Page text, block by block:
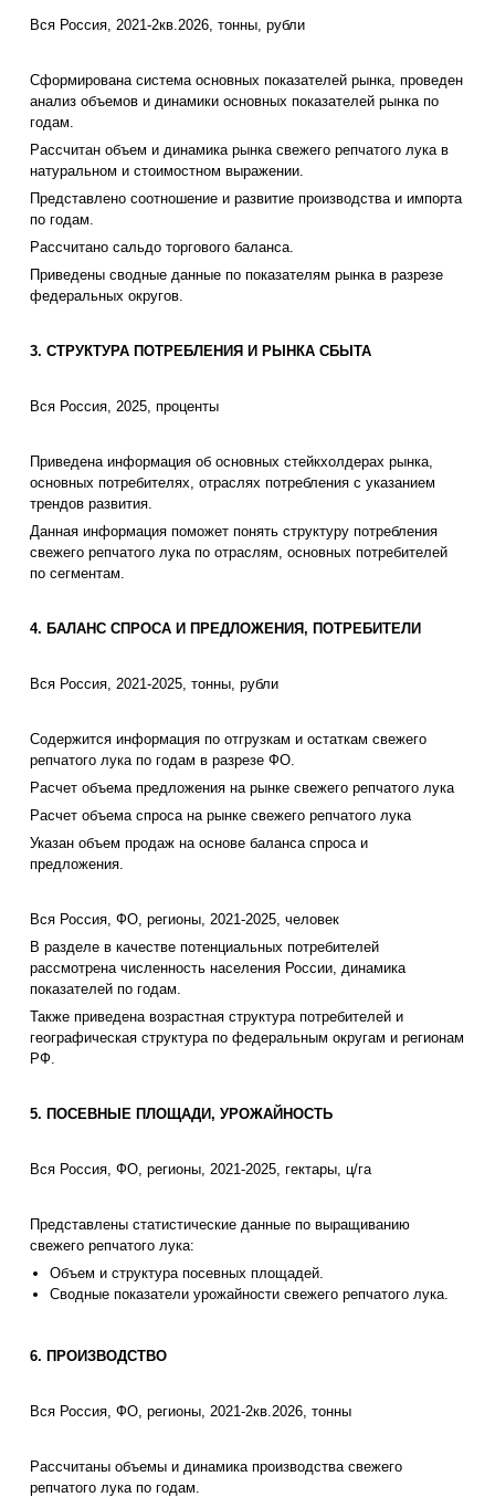
Вся Россия, 2021-2кв.2026, тонны, рубли
Сформирована система основных показателей рынка, проведен
анализ объемов и динамики основных показателей рынка по
годам.
Рассчитан объем и динамика рынка свежего репчатого лука в
натуральном и стоимостном выражении.
Представлено соотношение и развитие производства и импорта
по годам.
Рассчитано сальдо торгового баланса.
Приведены сводные данные по показателям рынка в разрезе
федеральных округов.
3. СТРУКТУРА ПОТРЕБЛЕНИЯ И РЫНКА СБЫТА
Вся Россия, 2025, проценты
Приведена информация об основных стейкхолдерах рынка,
основных потребителях, отраслях потребления с указанием
трендов развития.
Данная информация поможет понять структуру потребления
свежего репчатого лука по отраслям, основных потребителей
по сегментам.
4. БАЛАНС СПРОСА И ПРЕДЛОЖЕНИЯ, ПОТРЕБИТЕЛИ
Вся Россия, 2021-2025, тонны, рубли
Содержится информация по отгрузкам и остаткам свежего
репчатого лука по годам в разрезе ФО.
Расчет объема предложения на рынке свежего репчатого лука
Расчет объема спроса на рынке свежего репчатого лука
Указан объем продаж на основе баланса спроса и
предложения.
Вся Россия, ФО, регионы, 2021-2025, человек
В разделе в качестве потенциальных потребителей
рассмотрена численность населения России, динамика
показателей по годам.
Также приведена возрастная структура потребителей и
географическая структура по федеральным округам и регионам
РФ.
5. ПОСЕВНЫЕ ПЛОЩАДИ, УРОЖАЙНОСТЬ
Вся Россия, ФО, регионы, 2021-2025, гектары, ц/га
Представлены статистические данные по выращиванию
свежего репчатого лука:
Объем и структура посевных площадей.
Сводные показатели урожайности свежего репчатого лука.
6. ПРОИЗВОДСТВО
Вся Россия, ФО, регионы, 2021-2кв.2026, тонны
Рассчитаны объемы и динамика производства свежего
репчатого лука по годам.